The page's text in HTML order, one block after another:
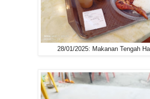
28/01/2025: Makanan Tengah